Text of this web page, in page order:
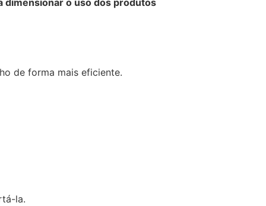
dimensionar o uso dos produtos
de forma mais eficiente.
la.